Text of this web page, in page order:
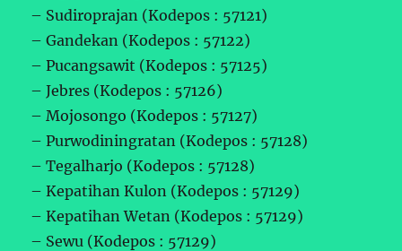
– Sudiroprajan (Kodepos : 57121)
– Gandekan (Kodepos : 57122)
– Pucangsawit (Kodepos : 57125)
– Jebres (Kodepos : 57126)
– Mojosongo (Kodepos : 57127)
– Purwodiningratan (Kodepos : 57128)
– Tegalharjo (Kodepos : 57128)
– Kepatihan Kulon (Kodepos : 57129)
– Kepatihan Wetan (Kodepos : 57129)
– Sewu (Kodepos : 57129)